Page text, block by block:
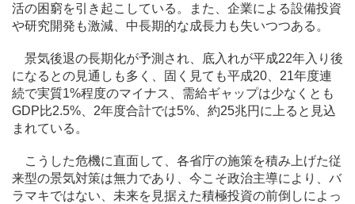
活の困窮を引き起こしている。また、企業による設備投資
や研究開発も激減、中長期的な成長力も失いつつある。
景気後退の長期化が予測され、底入れが平成22年入り後
になるとの見通しも多く、固く見ても平成20、21年度連
続で実質1%程度のマイナス、需給ギャップは少なくとも
GDP比2.5%、2年度合計では5%、約25兆円に上ると見込
まれている。
こうした危機に直面して、各省庁の施策を積み上げた従
来型の景気対策は無力であり、今こそ政治主導により、バ
ラマキではない、未来を見据えた積極投資の前倒しによっ